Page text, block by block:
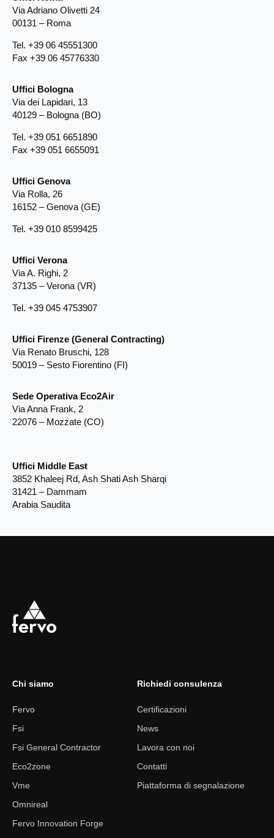
Via Adriano Olivetti 24
00131 – Roma
Tel. +39 06 45551300
Fax +39 06 45776330
Uffici Bologna
Via dei Lapidari, 13
40129 – Bologna (BO)
Tel. +39 051 6651890
Fax +39 051 6655091
Uffici Genova
Via Rolla, 26
16152 – Genova (GE)
Tel. +39 010 8599425
Uffici Verona
Via A. Righi, 2
37135 – Verona (VR)
Tel. +39 045 4753907
Uffici Firenze (General Contracting)
Via Renato Bruschi, 128
50019 – Sesto Fiorentino (FI)
Sede Operativa Eco2Air
Via Anna Frank, 2
22076 – Mozzate (CO)
Uffici Middle East
3852 Khaleej Rd, Ash Shati Ash Sharqi
31421 – Dammam
Arabia Saudita
Chi siamo
Fervo
Fsi
Fsi General Contractor
Eco2zone
Vme
Omnireal
Fervo Innovation Forge
Richiedi consulenza
Certificazioni
News
Lavora con noi
Contatti
Piattaforma di segnalazione